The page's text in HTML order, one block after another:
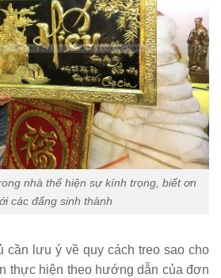
nhà thể hiện sự kính trọng, biết ơn
các đấng sinh thành
cần lưu ý về quy cách treo sao cho
thực hiện theo hướng dẫn của đơn